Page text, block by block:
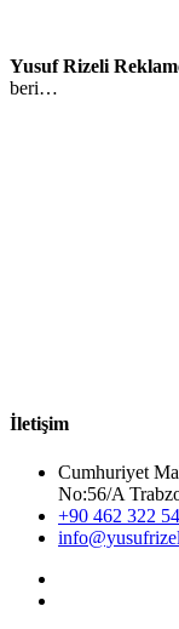
Yusuf Rizeli
beri…
İletişim
Cumhuriyet
No:56/A
+90 462 322